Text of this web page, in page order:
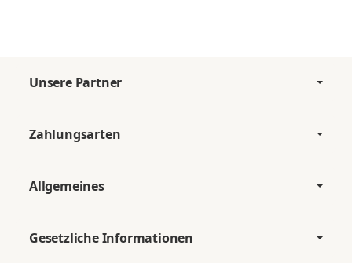
Unsere Partner
Zahlungsarten
Allgemeines
Gesetzliche Informationen